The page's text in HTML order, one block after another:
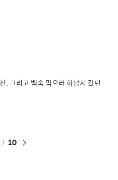
. 그리고 백숙 먹으러 하남시 갔던
페
10